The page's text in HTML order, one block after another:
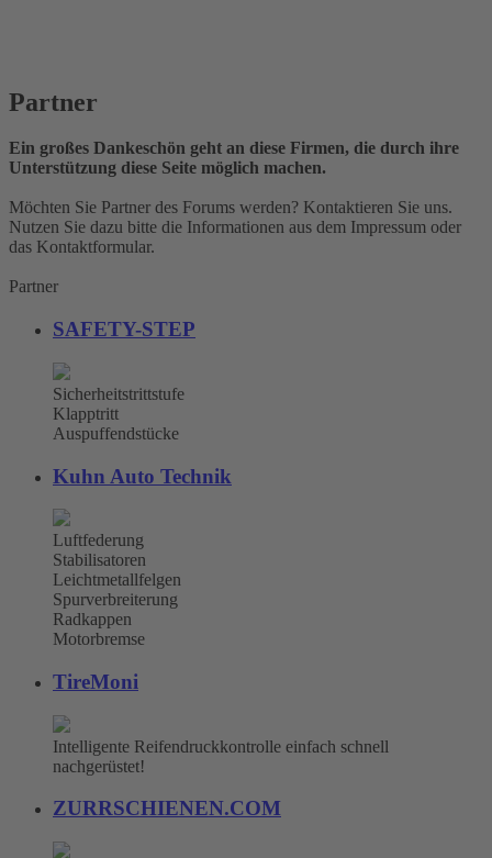
Partner
Ein großes Dankeschön geht an diese Firmen, die durch ihre
Unterstützung diese Seite möglich machen.
Möchten Sie Partner des Forums werden? Kontaktieren Sie uns.
Nutzen Sie dazu bitte die Informationen aus dem Impressum oder
das Kontaktformular.
Partner
SAFETY-STEP
Sicherheitstrittstufe
Klapptritt
Auspuffendstücke
Kuhn Auto Technik
Luftfederung
Stabilisatoren
Leichtmetallfelgen
Spurverbreiterung
Radkappen
Motorbremse
TireMoni
Intelligente Reifendruckkontrolle einfach schnell
nachgerüstet!
ZURRSCHIENEN.COM